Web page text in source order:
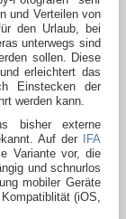
und Verteilen von
den Urlaub, bei
unterwegs sind
sollen. Diese
erleichtert das
Einstecken der
werden kann.
bisher externe
Auf der IFA
Variante vor, die
und schnurlos
mobiler Geräte
(iOS,